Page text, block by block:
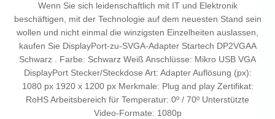
Wenn Sie sich leidenschaftlich mit IT und Elektronik
beschäftigen, mit der Technologie auf dem neuesten Stand sein
wollen und nicht einmal die winzigsten Einzelheiten auslassen,
kaufen Sie DisplayPort-zu-SVGA-Adapter Startech DP2VGAA
Schwarz . Farbe: Schwarz Weiß Anschlüsse: Mikro USB VGA
DisplayPort Stecker/Steckdose Art: Adapter Auflösung (px):
1080 px 1920 x 1200 px Merkmale: Plug and play Zertifikat:
RoHS Arbeitsbereich für Temperatur: 0º / 70º Unterstützte
Video-Formate: 1080p